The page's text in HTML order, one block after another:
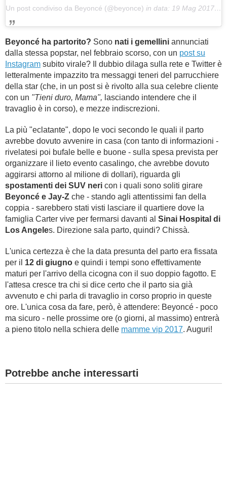
Un post condiviso da Beyoncé (@beyonce) in data: 19 Mag 2017 alle ore 17:12 PDT
Beyoncé ha partorito? Sono nati i gemellini annunciati
dalla stessa popstar, nel febbraio scorso, con un post su
Instagram subito virale? Il dubbio dilaga sulla rete e Twitter è
letteralmente impazzito tra messaggi teneri del parrucchiere
della star (che, in un post si è rivolto alla sua celebre cliente
con un "Tieni duro, Mama", lasciando intendere che il
travaglio è in corso), e mezze indiscrezioni.
La più "eclatante", dopo le voci secondo le quali il parto
avrebbe dovuto avvenire in casa (con tanto di informazioni -
rivelatesi poi bufale belle e buone - sulla spesa prevista per
organizzare il lieto evento casalingo, che avrebbe dovuto
aggirarsi attorno al milione di dollari), riguarda gli
spostamenti dei SUV neri con i quali sono soliti girare
Beyoncé e Jay-Z che - stando agli attentissimi fan della
coppia - sarebbero stati visti lasciare il quartiere dove la
famiglia Carter vive per fermarsi davanti al Sinai Hospital di
Los Angeles. Direzione sala parto, quindi? Chissà.
L'unica certezza è che la data presunta del parto era fissata
per il 12 di giugno e quindi i tempi sono effettivamente
maturi per l'arrivo della cicogna con il suo doppio fagotto. E
l'attesa cresce tra chi si dice certo che il parto sia già
avvenuto e chi parla di travaglio in corso proprio in queste
ore. L'unica cosa da fare, però, è attendere: Beyoncé - poco
ma sicuro - nelle prossime ore (o giorni, al massimo) entrerà
a pieno titolo nella schiera delle mamme vip 2017. Auguri!
Potrebbe anche interessarti